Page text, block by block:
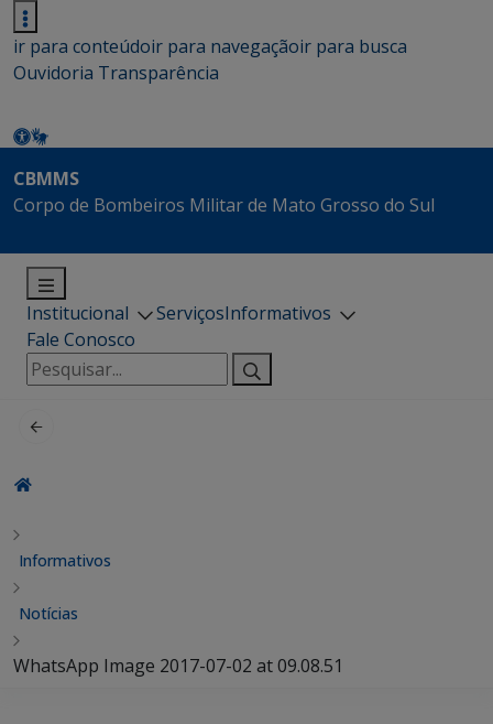
ir para conteúdoir para navegaçãoir para busca
Ouvidoria Transparência
CBMMS
Corpo de Bombeiros Militar de Mato Grosso do Sul
Institucional ServiçosInformativos
Fale Conosco
Pesquisar
por:
Informativos
Notícias
WhatsApp Image 2017-07-02 at 09.08.51